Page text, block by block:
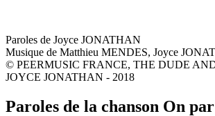
Paroles de Joyce JONATHAN
Musique de Matthieu MENDES, Joyce
© PEERMUSIC FRANCE, THE DUDE
JOYCE JONATHAN - 2018
Paroles de la chanson On par